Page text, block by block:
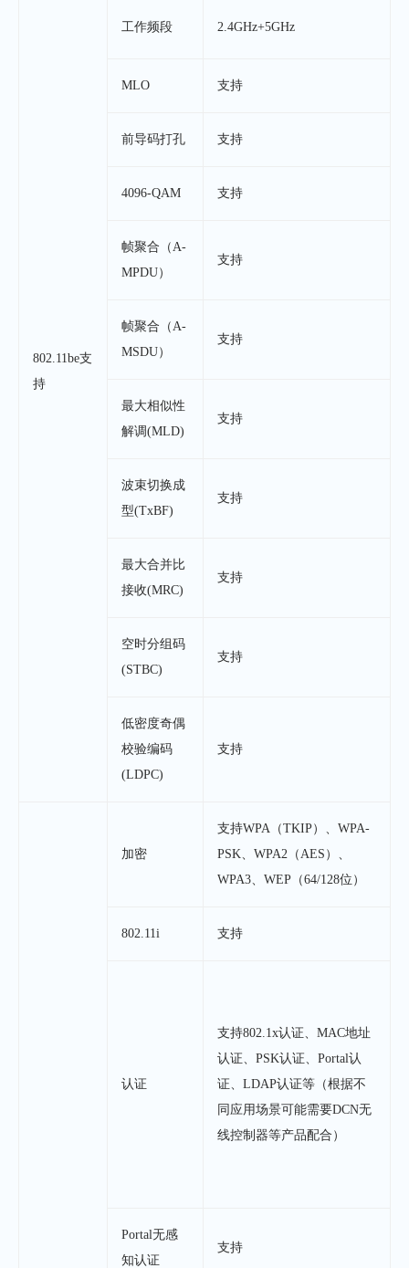
802.11be支
持
工作频段 2.4GHz+5GHz
MLO 支持
前导码打孔 支持
4096-QAM 支持
帧聚合（A-
MPDU）
支持
帧聚合（A-
MSDU）
支持
最大相似性
解调(MLD)
支持
波束切换成
型(TxBF)
支持
最大合并比
接收(MRC)
支持
空时分组码
(STBC)
支持
低密度奇偶
校验编码
(LDPC)
支持
加密
支持WPA（TKIP）、WPA-
PSK、WPA2（AES）、
WPA3、WEP（64/128位）
802.11i 支持
认证
支持802.1x认证、MAC地址
认证、PSK认证、Portal认
证、LDAP认证等（根据不
同应用场景可能需要DCN无
线控制器等产品配合）
Portal无感
知认证
支持